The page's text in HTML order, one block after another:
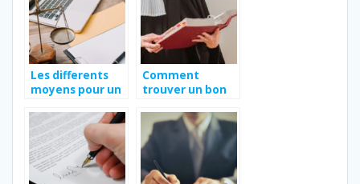
Les differents
moyens pour un
d’obtenir une
assistance
juridique
efficace et
rapide.
Comment
trouver un bon